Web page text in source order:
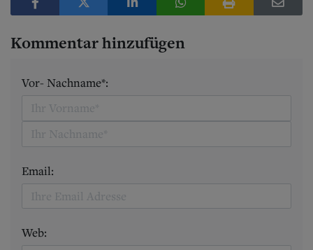
Kommentar hinzufügen
Vor- Nachname*:
Email:
Web: